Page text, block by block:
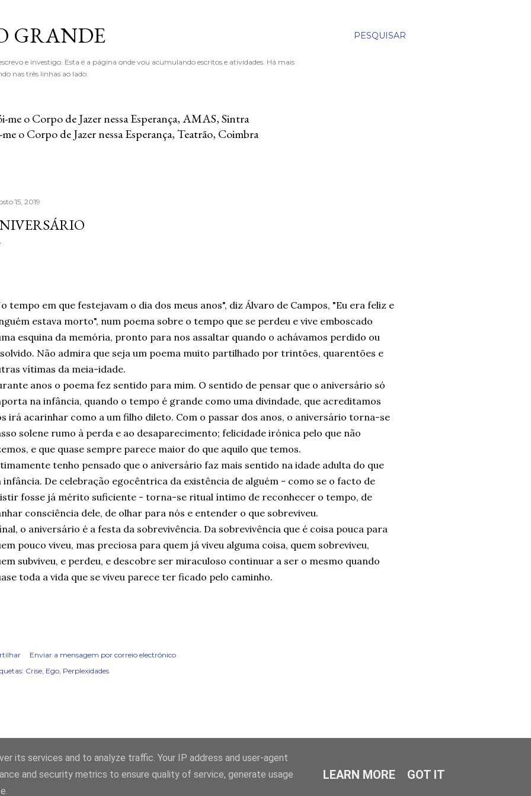
PESQUISAR
GRANDE
e investigo. Esta é a página onde vou acumulando escritos e atividades. Há mais
nas três linhas ao lado.
o Corpo de Jazer nessa Esperança, AMAS, Sintra
o Corpo de Jazer nessa Esperança, Teatrão, Coimbra
15, 2019
tempo em que festejavam o dia dos meus anos", diz Álvaro de Campos, "Eu era feliz e
estava morto", num poema sobre o tempo que se perdeu e vive emboscado
esquina da memória, pronto para nos assaltar quando o achávamos perdido ou
Não admira que seja um poema muito partilhado por trintões, quarentões e
vítimas da meia-idade.
anos o poema fez sentido para mim. O sentido de pensar que o aniversário só
na infância, quando o tempo é grande como uma divindade, que acreditamos
irá acarinhar como a um filho dileto. Com o passar dos anos, o aniversário torna-se
solene rumo à perda e ao desaparecimento; felicidade irónica pelo que não
e que quase sempre parece maior do que aquilo que temos.
tenho pensado que o aniversário faz mais sentido na idade adulta do que
infância. De celebração egocêntrica da existência de alguém - como se o facto de
fosse já mérito suficiente - torna-se ritual íntimo de reconhecer o tempo, de
consciência dele, de olhar para nós e entender o que sobreviveu.
o aniversário é a festa da sobrevivência. Da sobrevivência que é coisa pouca para
pouco viveu, mas preciosa para quem já viveu alguma coisa, quem sobreviveu,
subviveu, e perdeu, e descobre ser miraculoso continuar a ser o mesmo quando
toda a vida que se viveu parece ter ficado pelo caminho.
Enviar a mensagem por correio electrónico
Crise Ego Perplexidades
Com tecnologia do Blogger
its services and to analyze traffic. Your IP address and user-agent
and security metrics to ensure quality of service, generate usage
LEARN MORE GOT IT